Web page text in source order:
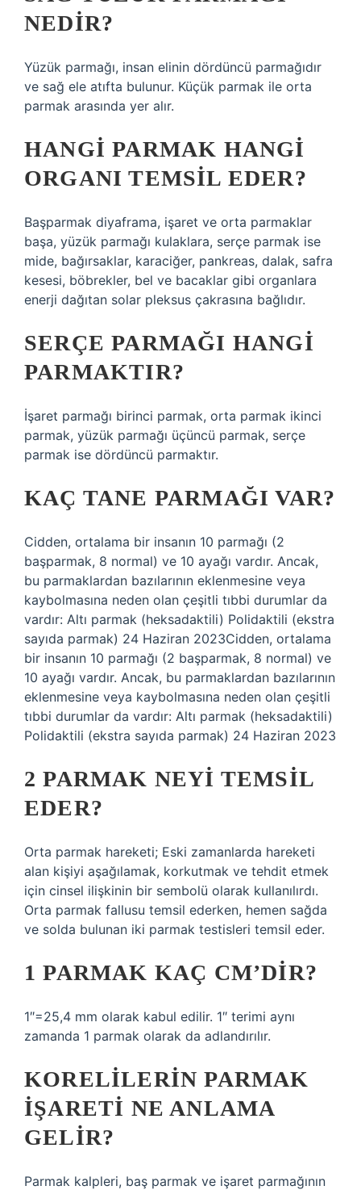
NEDIR?
Yüzük parmağı, insan elinin dördüncü parmağıdır
ve sağ ele atıfta bulunur. Küçük parmak ile orta
parmak arasında yer alır.
HANGI PARMAK HANGI
ORGANI TEMSIL EDER?
Başparmak diyaframa, işaret ve orta parmaklar
başa, yüzük parmağı kulaklara, serçe parmak ise
mide, bağırsaklar, karaciğer, pankreas, dalak, safra
kesesi, böbrekler, bel ve bacaklar gibi organlara
enerji dağıtan solar pleksus çakrasına bağlıdır.
SERÇE PARMAĞI HANGI
PARMAKTIR?
İşaret parmağı birinci parmak, orta parmak ikinci
parmak, yüzük parmağı üçüncü parmak, serçe
parmak ise dördüncü parmaktır.
KAÇ TANE PARMAĞI VAR?
Cidden, ortalama bir insanın 10 parmağı (2
başparmak, 8 normal) ve 10 ayağı vardır. Ancak,
bu parmaklardan bazılarının eklenmesine veya
kaybolmasına neden olan çeşitli tıbbi durumlar da
vardır: Altı parmak (heksadaktili) Polidaktili (ekstra
sayıda parmak) 24 Haziran 2023Cidden, ortalama
bir insanın 10 parmağı (2 başparmak, 8 normal) ve
10 ayağı vardır. Ancak, bu parmaklardan bazılarının
eklenmesine veya kaybolmasına neden olan çeşitli
tıbbi durumlar da vardır: Altı parmak (heksadaktili)
Polidaktili (ekstra sayıda parmak) 24 Haziran 2023
2 PARMAK NEYI TEMSIL
EDER?
Orta parmak hareketi; Eski zamanlarda hareketi
alan kişiyi aşağılamak, korkutmak ve tehdit etmek
için cinsel ilişkinin bir sembolü olarak kullanılırdı.
Orta parmak fallusu temsil ederken, hemen sağda
ve solda bulunan iki parmak testisleri temsil eder.
1 PARMAK KAÇ CM’DIR?
1″=25,4 mm olarak kabul edilir. 1″ terimi aynı
zamanda 1 parmak olarak da adlandırılır.
KORELILERIN PARMAK
IŞARETI NE ANLAMA
GELIR?
Parmak kalpleri, baş parmak ve işaret parmağının